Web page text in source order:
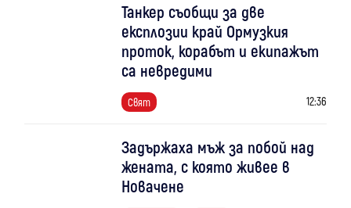
Танкер съобщи за две
експлозии край Ормузкия
проток, корабът и екипажът
са невредими
Свят 12:36
Задържаха мъж за побой над
жената, с която живее в
Новачене